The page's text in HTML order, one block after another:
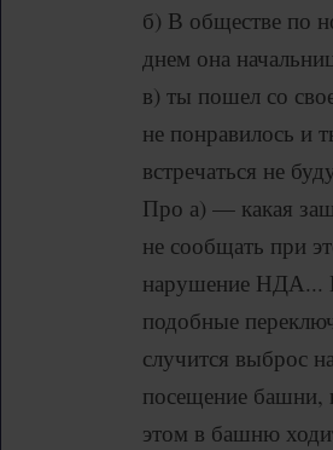
б) В обществе по
днем она
в) ты пошел со
не понравилось и
встречаться не
Про а) — какая
не сообщать при
нарушение НДА...
подобные
случится выброс
посещение башни,
этом в башню